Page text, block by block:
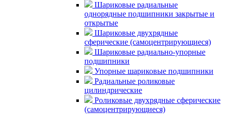
Шариковые радиальные
однорядные подшипники закрытые и
открытые
Шариковые двухрядные
сферические (самоцентрирующиеся)
Шариковые радиально-упорные
подшипники
Упорные шариковые подшипники
Радиальные роликовые
цилиндрические
Роликовые двухрядные сферические
(самоцентрирующиеся)